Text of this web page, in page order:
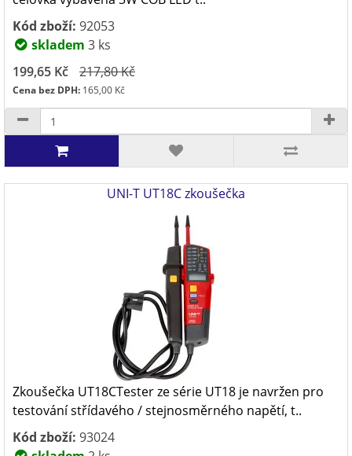
Kód zboží: 92053
skladem 3 ks
199,65 Kč
217,80 Kč
Cena bez DPH: 165,00 Kč
UNI-T UT18C zkoušečka
Zkoušečka UT18CTester ze série UT18 je navržen pro
testování střídavého / stejnosměrného napětí, t..
Kód zboží: 93024